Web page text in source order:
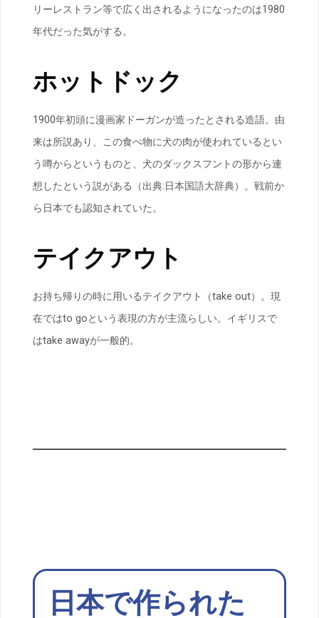
リーレストラン等で広く出されるようになったのは1980
年代だった気がする。
ホットドック
1900年初頭に漫画家ドーガンが造ったとされる造語。由
来は所説あり、この食べ物に犬の肉が使われているとい
う噂からというものと、犬のダックスフントの形から連
想したという説がある（出典:日本国語大辞典）。戦前か
ら日本でも認知されていた。
テイクアウト
お持ち帰りの時に用いるテイクアウト（take out）。現
在ではto goという表現の方が主流らしい。イギリスで
はtake awayが一般的。
日本で作られた